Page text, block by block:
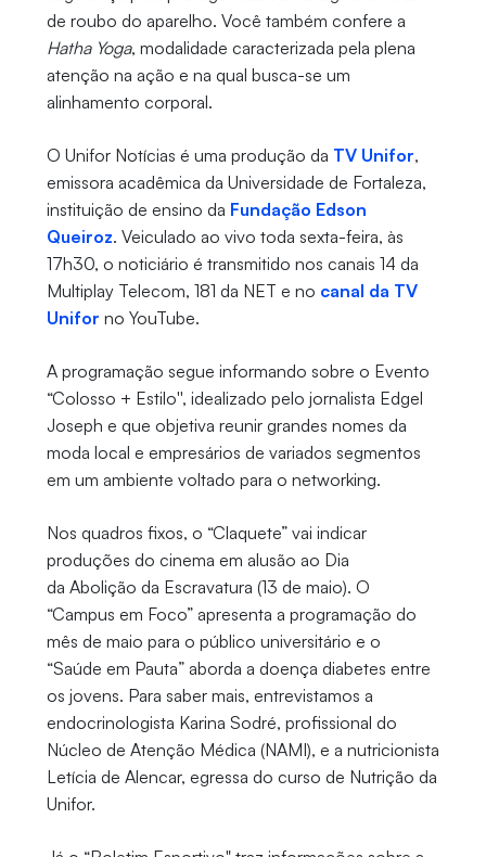
de roubo do aparelho. Você também confere a
Hatha Yoga, modalidade caracterizada pela plena
atenção na ação e na qual busca-se um
alinhamento corporal.
O Unifor Notícias é uma produção da TV Unifor,
emissora acadêmica da Universidade de Fortaleza,
instituição de ensino da Fundação Edson
Queiroz. Veiculado ao vivo toda sexta-feira, às
17h30, o noticiário é transmitido nos canais 14 da
Multiplay Telecom, 181 da NET e no canal da TV
Unifor no YouTube.
A programação segue informando sobre o Evento
“Colosso + Estilo'', idealizado pelo jornalista Edgel
Joseph e que objetiva reunir grandes nomes da
moda local e empresários de variados segmentos
em um ambiente voltado para o networking.
Nos quadros fixos, o “Claquete” vai indicar
produções do cinema em alusão ao Dia
da Abolição da Escravatura (13 de maio). O
“Campus em Foco” apresenta a programação do
mês de maio para o público universitário e o
“Saúde em Pauta” aborda a doença diabetes entre
os jovens. Para saber mais, entrevistamos a
endocrinologista Karina Sodré, profissional do
Núcleo de Atenção Médica (NAMI), e a nutricionista
Letícia de Alencar, egressa do curso de Nutrição da
Unifor.